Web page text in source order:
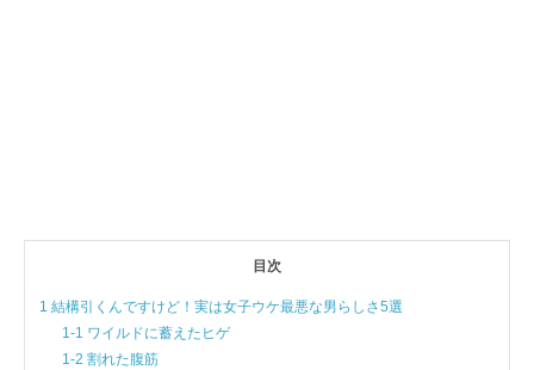
目次
1 結構引くんですけど！実は女子ウケ最悪な男らしさ5選
1-1 ワイルドに蓄えたヒゲ
1-2 割れた腹筋